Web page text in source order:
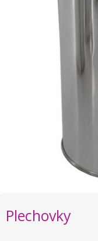
Plechovky